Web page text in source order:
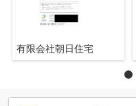
有限会社朝日住宅